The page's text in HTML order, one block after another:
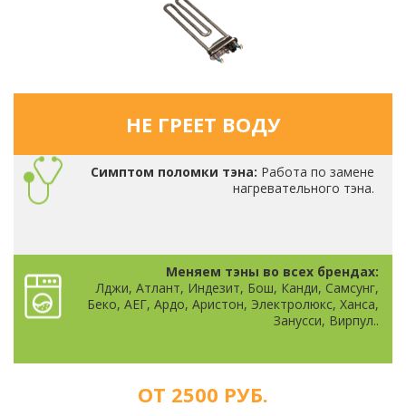
НЕ ГРЕЕТ ВОДУ
Симптом поломки тэна: Работа по замене
нагревательного тэна.
Меняем тэны во всех брендах:
Лджи, Атлант, Индезит, Бош, Канди, Самсунг,
Беко, АЕГ, Ардо, Аристон, Электролюкс, Ханса,
Занусси, Вирпул..
ОТ 2500 РУБ.